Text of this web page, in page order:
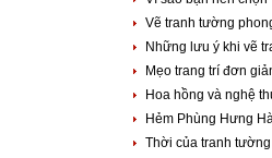
Vẽ tranh tường
Những lưu ý khi vẽ
Mẹo trang trí đơn
Hoa hồng và nghệ
Hẻm Phùng Hưng
Thời của tranh